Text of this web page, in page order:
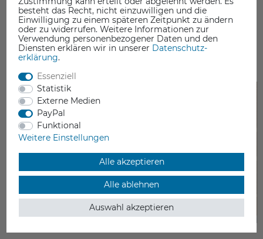
DAS KÖNNTE SIE AUCH INTERESSIEREN
besteht das Recht, nicht einzuwilligen und die
Einwilligung zu einem späteren Zeitpunkt zu ändern
oder zu widerrufen. Weitere Informationen zur
Verwendung personenbezogener Daten und den
Diensten erklären wir in unserer Daten­schutz­
erklärung.
Essenziell
Statistik
Externe Medien
PayPal
Funktional
Weitere Einstellungen
Alle akzeptieren
Alle ablehnen
Auswahl akzeptieren